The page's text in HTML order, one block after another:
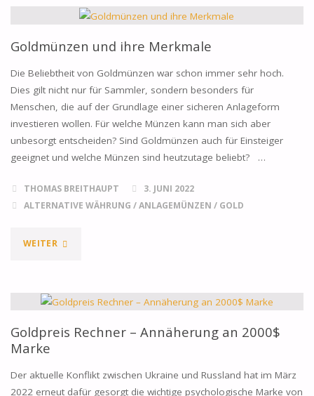
REKORDGEWINNE"
Goldmünzen und ihre Merkmale
Die Beliebtheit von Goldmünzen war schon immer sehr hoch.
Dies gilt nicht nur für Sammler, sondern besonders für
Menschen, die auf der Grundlage einer sicheren Anlageform
investieren wollen. Für welche Münzen kann man sich aber
unbesorgt entscheiden? Sind Goldmünzen auch für Einsteiger
geeignet und welche Münzen sind heutzutage beliebt? …
THOMAS BREITHAUPT
3. JUNI 2022
ALTERNATIVE WÄHRUNG /ANLAGEMÜNZEN / GOLD
WEITER"GOLDMÜNZEN
IHRE
MERKMALE"
Goldpreis Rechner – Annäherung an 2000$
Marke
Der aktuelle Konflikt zwischen Ukraine und Russland hat im März
2022 erneut dafür gesorgt die wichtige psychologische Marke von